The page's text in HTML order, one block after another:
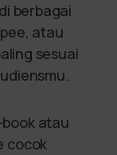
berbagai
atau
sesuai
atau
cocok